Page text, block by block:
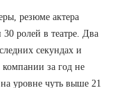
резюме актера
ролей в театре. Два
секундах и
за год не
уровне чуть выше 21